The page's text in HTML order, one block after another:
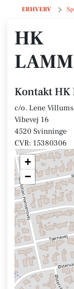
ERHVERV
HK
HK
Kontakt
c/o. Lene
Vibevej 16
4520 Svinninge
CVR: 15380306
+
−